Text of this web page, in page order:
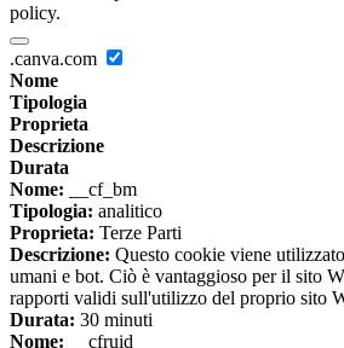
policy.
.canva.com
Nome
Tipologia
Proprieta
Descrizione
Durata
Nome: __cf_bm
Tipologia: analitico
Proprieta: Terze Parti
Descrizione: Questo cookie viene
umani e bot. Ciò è vantaggioso per il sito
rapporti validi sull'utilizzo del proprio sito
Durata: 30 minuti
Nome: __cfruid